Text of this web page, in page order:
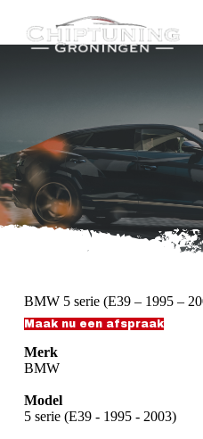
n
i
n
h
u
d
BMW 5 serie (E39 – 1995 –
Maak nu een afspraak
Merk
BMW
Model
5 serie (E39 - 1995 - 2003)